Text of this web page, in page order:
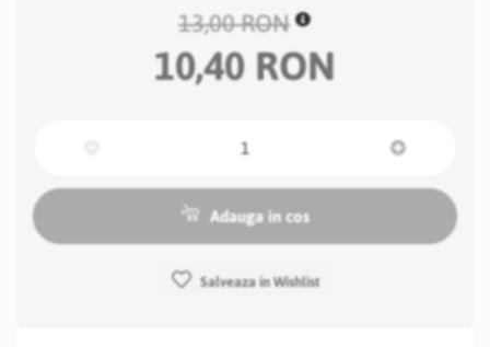
13,00 RON
10,40 RON
Adauga in cos
Salveaza in Wishlist